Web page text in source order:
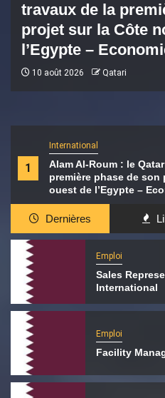
1
International
Alam Al-Roum : le
première phase de
ouest de l’Egypte –
travaux de la
projet sur la Côte
l’Egypte –
10 août 2026 Qatari
Dernières
Emploi
Sales
International
Emploi
Facility